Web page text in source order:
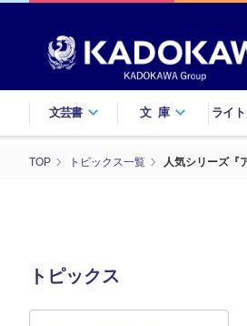
文芸書 文庫 ライ
TOP トピックス一覧 人気シリーズ『
トピックス